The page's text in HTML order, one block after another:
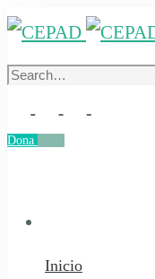
Search
Dona
Inicio